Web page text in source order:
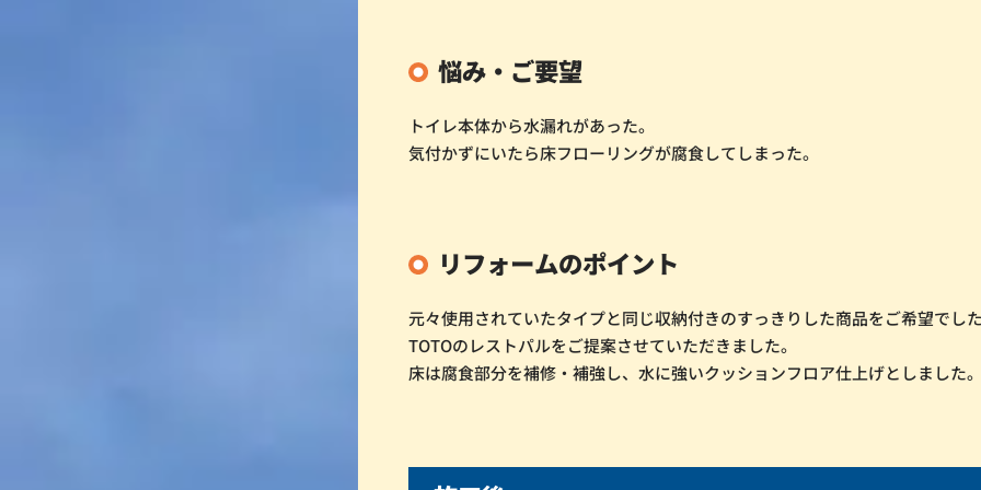
悩み・ご要望
トイレ本体から水漏れがあった。
気付かずにいたら床フローリングが腐食してしまった。
リフォームのポイント
元々使用されていたタイプと同じ収納付きのすっきりした商品をご希望でした
TOTOのレストパルをご提案させていただきました。
床は腐食部分を補修・補強し、水に強いクッションフロア仕上げとしました。